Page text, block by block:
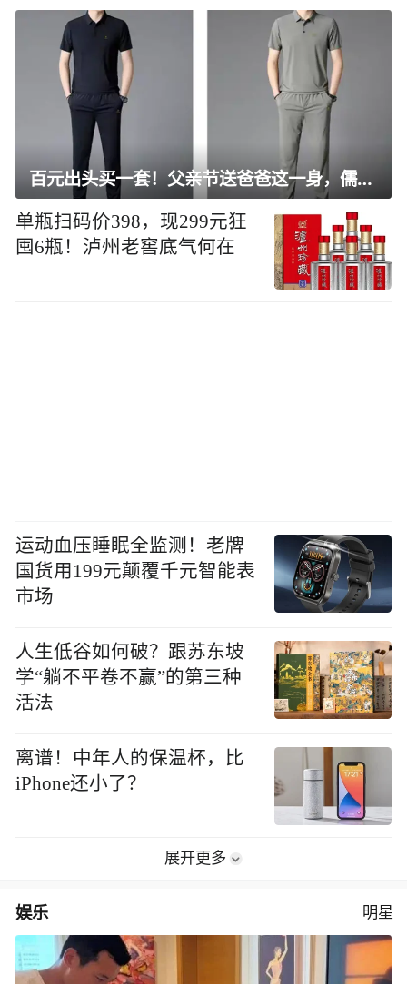
百元出头买一套！父亲节送爸爸这一身，儒雅有型还凉爽
单瓶扫码价398，现299元狂
囤6瓶！泸州老窖底气何在
运动血压睡眠全监测！老牌
国货用199元颠覆千元智能表
市场
人生低谷如何破？跟苏东坡
学“躺不平卷不赢”的第三种
活法
离谱！中年人的保温杯，比
iPhone还小了？
展开更多
娱乐 明星